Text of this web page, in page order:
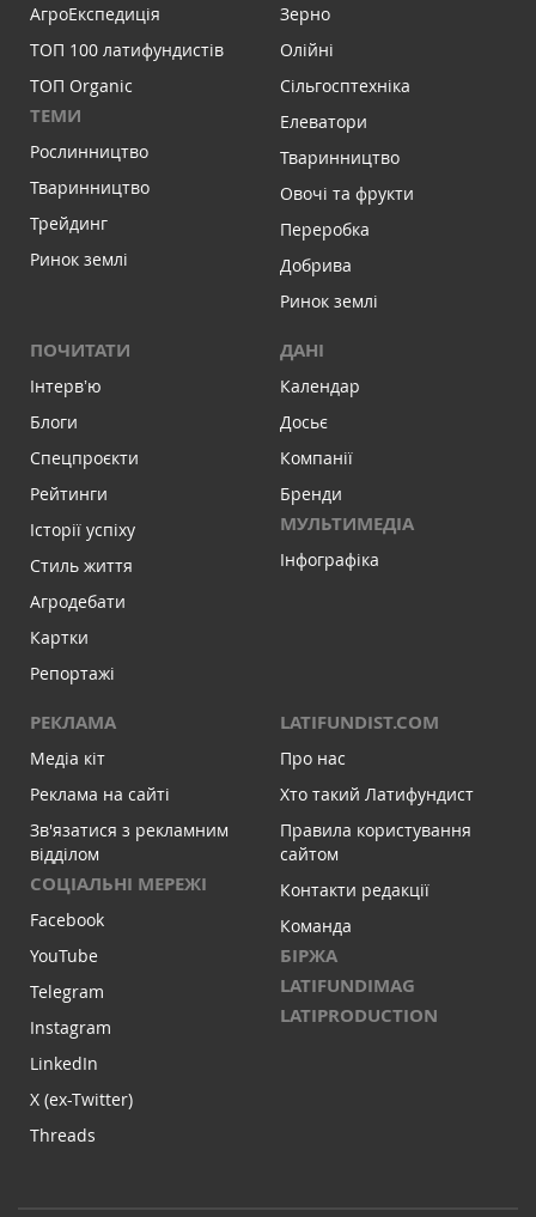
АгроЕкспедиція
ТОП 100 латифундистів
ТОП Organic
ТЕМИ
Рослинництво
Тваринництво
Трейдинг
Ринок землі
Зерно
Олійні
Сільгосптехніка
Елеватори
Тваринництво
Овочі та фрукти
Переробка
Добрива
Ринок землі
ПОЧИТАТИ
Інтервʼю
Блоги
Спецпроєкти
Рейтинги
Історії успіху
Стиль життя
Агродебати
Картки
Репортажі
ДАНІ
Календар
Досьє
Компанії
Бренди
МУЛЬТИМЕДІА
Інфографіка
РЕКЛАМА
Медіа кіт
Реклама на сайті
Зв'язатися з рекламним
відділом
СОЦІАЛЬНІ МЕРЕЖІ
Facebook
YouTube
Telegram
Instagram
LinkedIn
X (ex-Twitter)
Threads
LATIFUNDIST.COM
Про нас
Хто такий Латифундист
Правила користування
сайтом
Контакти редакції
Команда
БІРЖА
LATIFUNDIMAG
LATIPRODUCTION